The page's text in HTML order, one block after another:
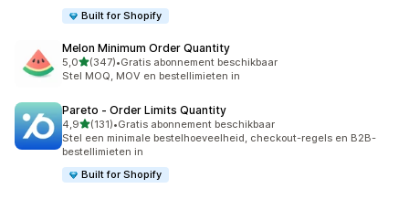
Built for Shopify
Melon Minimum Order Quantity
5,0van 5 sterren
(347)
347 recensies in totaal
•Gratis abonnement beschikbaar
Stel MOQ, MOV en bestellimieten in
Pareto ‑ Order Limits Quantity
4,9van 5 sterren
(131)
131 recensies in totaal
•Gratis abonnement beschikbaar
Stel een minimale bestelhoeveelheid, checkout-regels en B2B-
bestellimieten in
Built for Shopify